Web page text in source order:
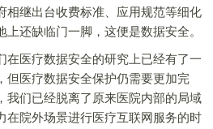
相继出台收费标准、应用规范等细化
还缺临门一脚，这便是数据安全。
医疗数据安全的研究上已经有了一
但医疗数据安全保护仍需要更加完
我们已经脱离了原来医院内部的局域
在院外场景进行医疗互联网服务的时